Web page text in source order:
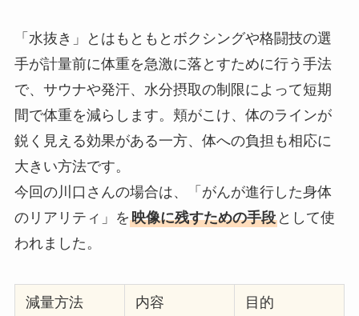
「水抜き」とはもともとボクシングや格闘技の選
手が計量前に体重を急激に落とすために行う手法
で、サウナや発汗、水分摂取の制限によって短期
間で体重を減らします。頬がこけ、体のラインが
鋭く見える効果がある一方、体への負担も相応に
大きい方法です。
今回の川口さんの場合は、「がんが進行した身体
のリアリティ」を映像に残すための手段として使
われました。
減量方法 内容 目的